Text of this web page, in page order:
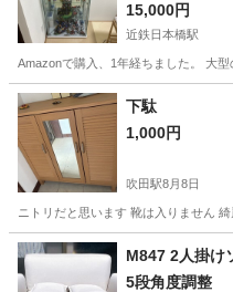
15,000円
近鉄日本橋駅
Amazonで購入、1年経ちました。 大
大阪 大阪市 近鉄日本橋駅
下駄
1,000円
吹田駅8月8日
ニトリだと思います 靴は入りません
大阪 吹田市 収納
M847 2人掛け
5段角度調整